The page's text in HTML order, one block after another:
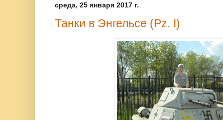
среда, 25 января 2017 г.
Танки в Энгельсе (Pz. I)